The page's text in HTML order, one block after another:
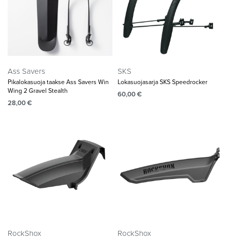
Ass Savers
Pikalokasuoja taakse Ass Savers Win
Wing 2 Gravel Stealth
28,00€
SKS
Lokasuojasarja SKS Speedrocker
60,00€
RockShox RockShox